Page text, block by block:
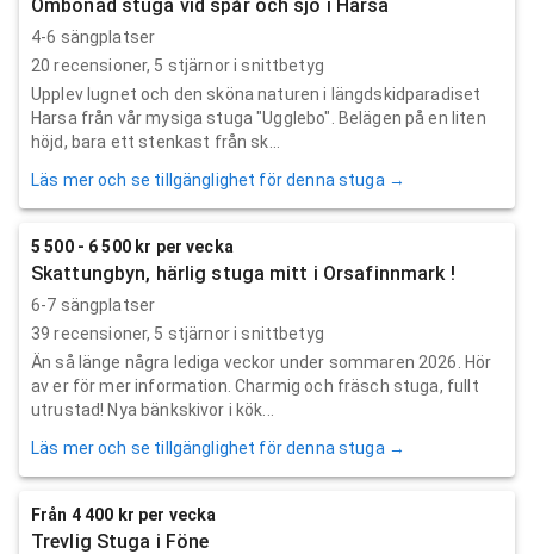
Ombonad stuga vid spår och sjö i Harsa
4-6 sängplatser
20 recensioner, 5 stjärnor i snittbetyg
Upplev lugnet och den sköna naturen i längdskidparadiset
Harsa från vår mysiga stuga "Ugglebo". Belägen på en liten
höjd, bara ett stenkast från sk...
Läs mer och se tillgänglighet för denna stuga →
5 500 - 6 500 kr per vecka
Skattungbyn, härlig stuga mitt i Orsafinnmark !
6-7 sängplatser
39 recensioner, 5 stjärnor i snittbetyg
Än så länge några lediga veckor under sommaren 2026. Hör
av er för mer information. Charmig och fräsch stuga, fullt
utrustad! Nya bänkskivor i kök...
Läs mer och se tillgänglighet för denna stuga →
Från 4 400 kr per vecka
Trevlig Stuga i Föne